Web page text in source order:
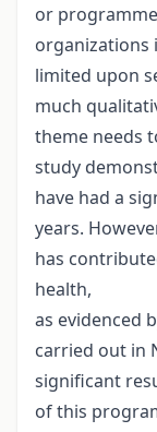
or
organizations
limited upon
much
theme needs
study
have had a
years.
has
health,
as evidenced
carried out in
significant
of this